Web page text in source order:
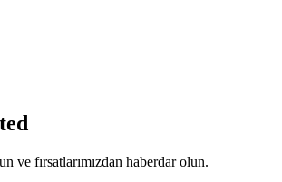
ve fırsatlarımızdan haberdar olun.